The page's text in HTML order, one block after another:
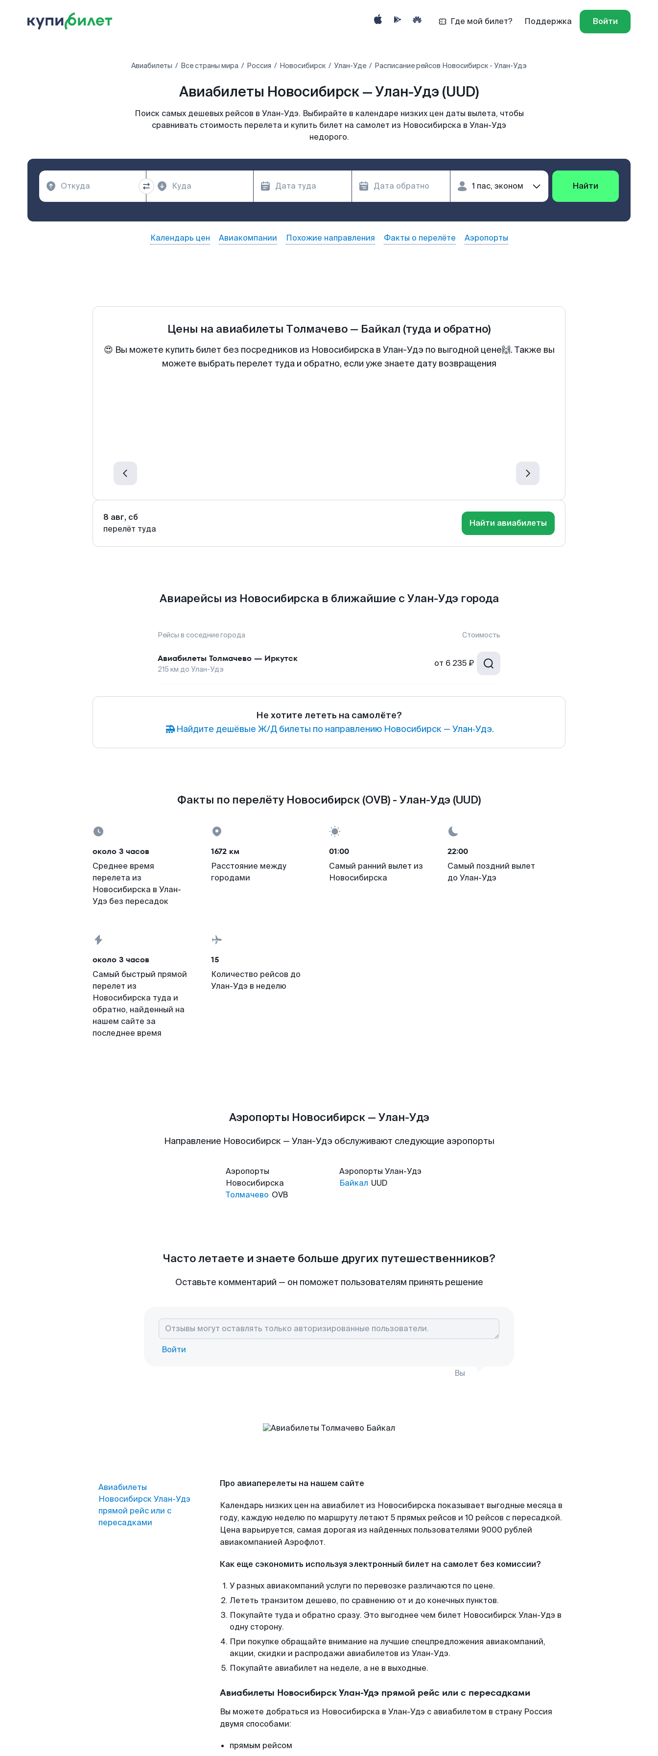
Где мой билет? Поддержка Войти
Авиабилеты Все страны мира Россия Новосибирск Улан-Уде Расписание рейсов Новосибирск - Улан-Удэ
Авиабилеты Новосибирск — Улан-Удэ (UUD)
Поиск самых дешевых рейсов в Улан-Удэ. Выбирайте в календаре низких цен даты вылета, чтобы
сравнивать стоимость перелета и купить билет на самолет из Новосибирска в Улан-Удэ
недорого.
Найти
Календарь цен Авиакомпании Похожие направления Факты о перелёте Аэропорты
Цены на авиабилеты Толмачево — Байкал (туда и обратно)
😍 Вы можете купить билет без посредников из Новосибирска в Улан-Удэ по выгодной цене🙌. Также вы
можете выбрать перелет туда и обратно, если уже знаете дату возвращения
8 авг, сб
перелёт туда
Найти авиабилеты
Авиарейсы из Новосибирска в ближайшие с Улан-Удэ города
Рейсы в соседние города Стоимость
Авиабилеты Толмачево — Иркутск
215 км до Улан-Удэ
от 6 235 ₽
Не хотите лететь на самолёте?
Найдите дешёвые Ж/Д билеты по направлению Новосибирск — Улан‑Удэ.
Факты по перелёту Новосибирск (OVB) - Улан-Удэ (UUD)
около 3 часов
Среднее время
перелета из
Новосибирска в Улан-
Удэ без пересадок
1672 км
Расстояние между
городами
01:00
Самый ранний вылет из
Новосибирска
22:00
Самый поздний вылет
до Улан-Удэ
около 3 часов
Самый быстрый прямой
перелет из
Новосибирска туда и
обратно, найденный на
нашем сайте за
последнее время
15
Количество рейсов до
Улан-Удэ в неделю
Аэропорты Новосибирск — Улан-Удэ
Направление Новосибирск — Улан-Удэ обслуживают следующие аэропорты
Аэропорты
Новосибирска
Толмачево OVB
Аэропорты Улан-Удэ
Байкал UUD
Часто летаете и знаете больше других путешественников?
Оставьте комментарий — он поможет пользователям принять решение
Войти
Вы
Авиабилеты
Новосибирск Улан-Удэ
прямой рейс или с
пересадками
Про авиаперелеты на нашем сайте
Календарь низких цен на авиабилет из Новосибирска показывает выгодные месяца в
году, каждую неделю по маршруту летают 5 прямых рейсов и 10 рейсов с пересадкой.
Цена варьируется, самая дорогая из найденных пользователями 9000 рублей
авиакомпанией Аэрофлот.
Как еще сэкономить используя электронный билет на самолет без комиссии?
У разных авиакомпаний услуги по перевозке различаются по цене.
Лететь транзитом дешево, по сравнению от и до конечных пунктов.
Покупайте туда и обратно сразу. Это выгоднее чем билет Новосибирск Улан-Удэ в
одну сторону.
При покупке обращайте внимание на лучшие спецпредложения авиакомпаний,
акции, скидки и распродажи авиабилетов из Улан-Удэ.
Покупайте авиабилет на неделе, а не в выходные.
Авиабилеты Новосибирск Улан-Удэ прямой рейс или с пересадками
Вы можете добраться из Новосибирска в Улан-Удэ с авиабилетом в страну Россия
двумя способами:
прямым рейсом